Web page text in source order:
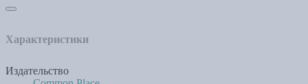
Характеристики
Издательство